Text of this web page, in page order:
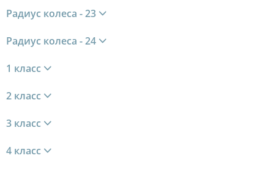
Радиус колеса - 23
Радиус колеса - 24
1 класс
2 класс
3 класс
4 класс